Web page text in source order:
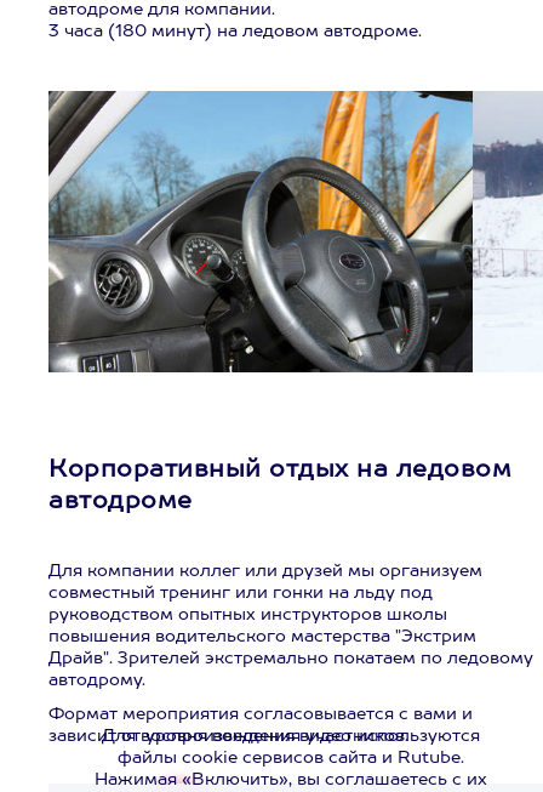
автодроме для компании.
3 часа (180 минут) на ледовом автодроме.
Корпоративный отдых на ледовом
автодроме
Для компании коллег или друзей мы организуем
совместный тренинг или гонки на льду под
руководством опытных инструкторов школы
повышения водительского мастерства "Экстрим
Драйв". Зрителей экстремально покатаем по ледовому
автодрому.
Формат мероприятия согласовывается с вами и
зависит от уровня вождения участников.
Для воспроизведения видео используются
файлы cookie сервисов сайта и Rutube.
Нажимая «Включить», вы соглашаетесь с их